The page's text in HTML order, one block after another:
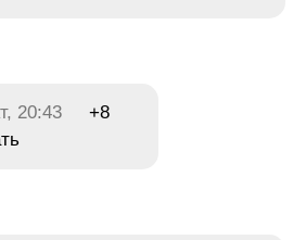
20:43
+8